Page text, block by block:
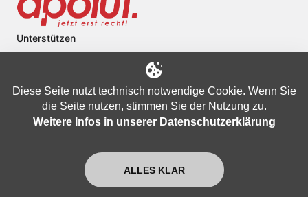
Unterstützen
Nutzungsbedingungen
Impressum
Diese Seite nutzt technisch notwendige Cookie. Wenn Sie
die Seite nutzen, stimmen Sie der Nutzung zu.
Weitere Infos in unserer Datenschutzerklärung
ALLES KLAR